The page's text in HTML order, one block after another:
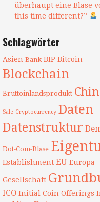
überhaupt eine Blase
this time different?”
Schlagwörter
Asien Bank BIP Bitcoin
Blockchain
Bruttoinlandsprodukt
Sale Cryptocurrency Daten
Datenstruktur
Dot-Com-Blase
Establishment EU Europa
Gesellschaft
ICO Initial Coin Offerings